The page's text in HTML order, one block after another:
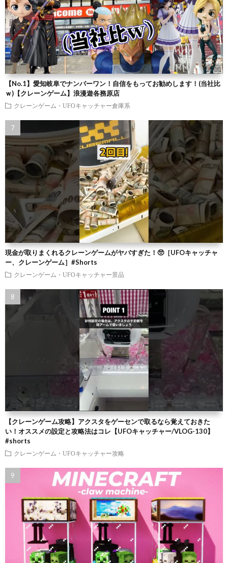
【No.1】愛知岐阜でナンバーワン！自信をもってお勧めします！(当社比
ｗ)【クレーンゲーム】浪漫遊各務原店
クレーンゲーム・UFOキャッチャー倉庫系
現金が取りまくれるクレーンゲームがヤバすぎた！🥺［UFOキャッチャ
ー、クレーンゲーム］#Shorts
クレーンゲーム・UFOキャッチャー景品
【クレーンゲーム攻略】アクスタをゲーセンで取るなら覚えておきた
い！オススメの設定と攻略法はコレ【UFOキャッチャー/VLOG-130】
#shorts
クレーンゲーム・UFOキャッチャー攻略